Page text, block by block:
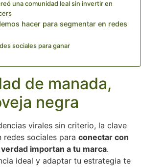
una comunidad leal sin invertir en
hacer para segmentar en redes
sociales para ganar
de manada,
negra
virales sin criterio, la clave
redes sociales para conectar con
importan a tu marca.
ideal y adaptar tu estrategia te